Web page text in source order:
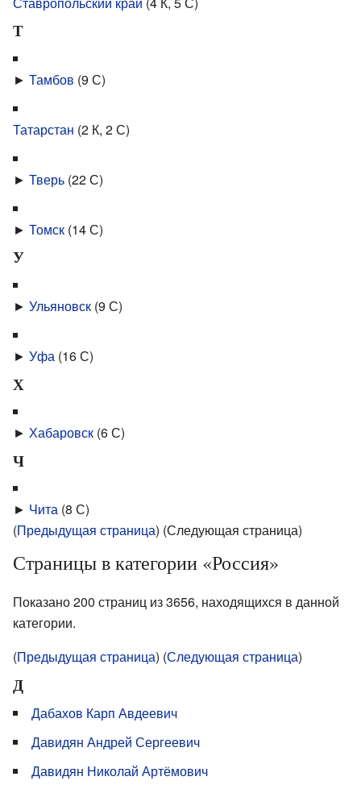
Т
► Тамбов (9 С)
Татарстан (2 К, 2 С)
► Тверь (22 С)
► Томск (14 С)
У
► Ульяновск (9 С)
► Уфа (16 С)
Х
► Хабаровск (6 С)
Ч
► Чита (8 С)
(Предыдущая страница) (Следующая страница)
Страницы в категории «Россия»
Показано 200 страниц из 3656, находящихся в данной
категории.
(Предыдущая страница) (Следующая страница)
Д
Дабахов Карп Авдеевич
Давидян Андрей Сергеевич
Давидян Николай Артёмович